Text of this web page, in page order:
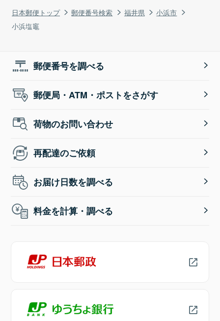
日本郵便トップ 郵便番号検索 福井県
小浜市
小浜塩竈
郵便番号を調べる
郵便局・ATM・ポストをさがす
荷物のお問い合わせ
再配達のご依頼
お届け日数を調べる
料金を計算・調べる